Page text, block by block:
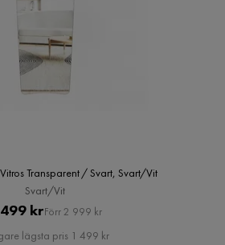
Transparent / Svart, Svart/Vit
Svart/Vit
Pris
krOriginal
Pris
Förr 2 999 kr
lägsta pris 1 499 kr